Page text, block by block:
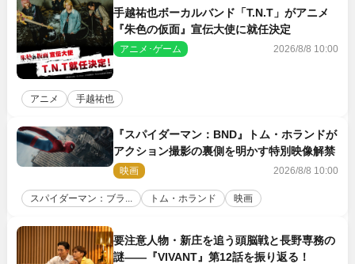
手越祐也ボーカルバンド「T.N.T」がアニメ
『朱色の仮面』宣伝大使に就任決定
アニメ･ゲーム 2026/8/8 10:00
アニメ 手越祐也
『スパイダーマン：BND』トム・ホランドが
アクション撮影の裏側を明かす特別映像解禁
映画 2026/8/8 10:00
スパイダーマン：ブラ... トム・ホランド 映画
要注意人物・新庄を追う頭脳戦と長野専務の
謎――『VIVANT』第12話を振り返る！